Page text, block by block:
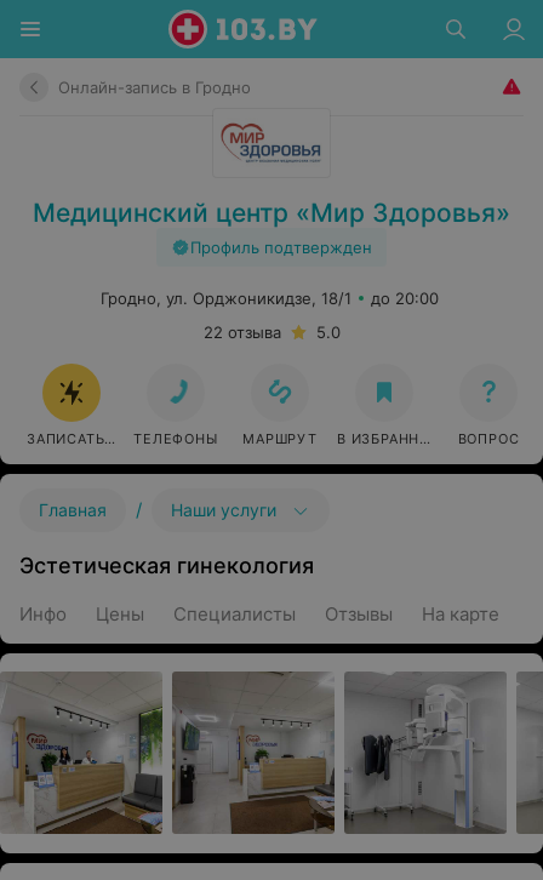
Онлайн-запись в Гродно
Медицинский центр «Мир Здоровья»
Профиль подтвержден
Гродно, ул. Орджоникидзе, 18/1
до 20:00
22 отзыва
5.0
ЗАПИСАТЬСЯ ОНЛАЙН
ТЕЛЕФОНЫ МАРШРУТ В ИЗБРАННОЕ ВОПРОС
Главная / Наши услуги
Эстетическая гинекология
Инфо Цены Специалисты Отзывы На карте